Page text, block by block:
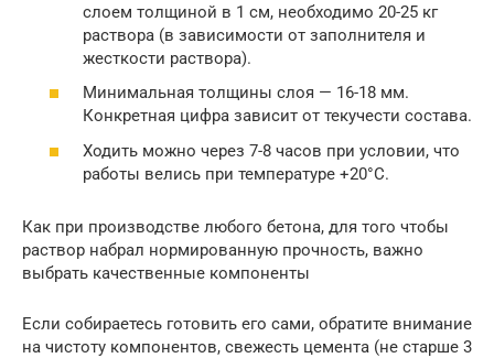
слоем толщиной в 1 см, необходимо 20-25 кг
раствора (в зависимости от заполнителя и
жесткости раствора).
Минимальная толщины слоя — 16-18 мм.
Конкретная цифра зависит от текучести состава.
Ходить можно через 7-8 часов при условии, что
работы велись при температуре +20°C.
Как при производстве любого бетона, для того чтобы
раствор набрал нормированную прочность, важно
выбрать качественные компоненты
Если собираетесь готовить его сами, обратите внимание
на чистоту компонентов, свежесть цемента (не старше 3